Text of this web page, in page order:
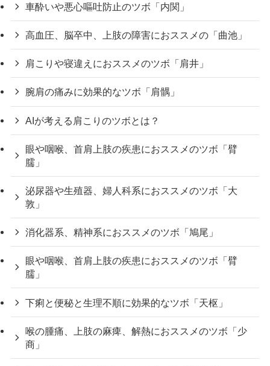
車酔いや悪心嘔吐防止のツボ「内関」
高血圧、脳卒中、上肢の障害におススメの「曲池」
肩こりや寝違えにおススメのツボ「肩井」
腕肩の痛みに効果的なツボ「肩髃」
AIが考える肩こりのツボとは？
眼や咽喉、首肩上肢の疾患におススメのツボ「臂
臑」
泌尿器や生殖器、婦人科系におススメのツボ「大
敦」
消化器系、精神系におススメのツボ「鳩尾」
眼や咽喉、首肩上肢の疾患におススメのツボ「臂
臑」
下痢と便秘と生理不順に効果的なツボ「天枢」
喉の腫痛、上肢の麻痺、解熱におススメのツボ「少
商」